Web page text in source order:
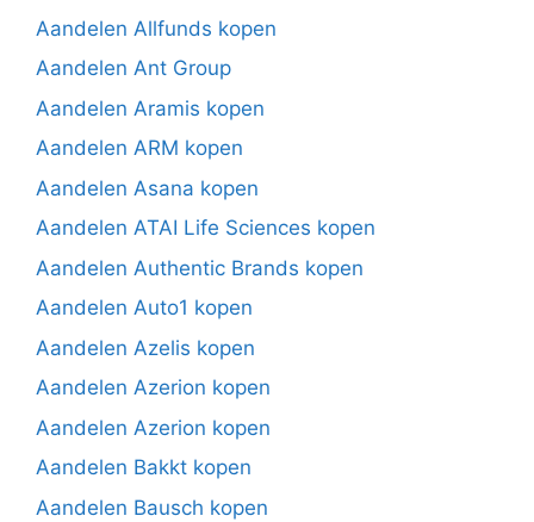
Aandelen Allfunds kopen
Aandelen Ant Group
Aandelen Aramis kopen
Aandelen ARM kopen
Aandelen Asana kopen
Aandelen ATAI Life Sciences kopen
Aandelen Authentic Brands kopen
Aandelen Auto1 kopen
Aandelen Azelis kopen
Aandelen Azerion kopen
Aandelen Azerion kopen
Aandelen Bakkt kopen
Aandelen Bausch kopen